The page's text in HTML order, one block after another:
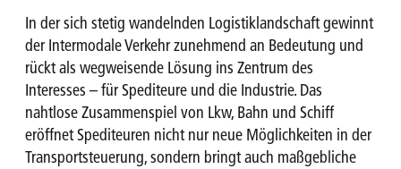
In der sich stetig wandelnden Logistiklandschaft gewinnt
der Intermodale Verkehr zunehmend an Bedeutung und
rückt als wegweisende Lösung ins Zentrum des
Interesses – für Spediteure und die Industrie. Das
nahtlose Zusammenspiel von Lkw, Bahn und Schiff
eröffnet Spediteuren nicht nur neue Möglichkeiten in der
Transportsteuerung, sondern bringt auch maßgebliche